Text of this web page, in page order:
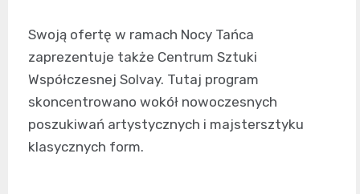
Swoją ofertę w ramach Nocy Tańca
zaprezentuje także Centrum Sztuki
Współczesnej Solvay. Tutaj program
skoncentrowano wokół nowoczesnych
poszukiwań artystycznych i majstersztyku
klasycznych form.